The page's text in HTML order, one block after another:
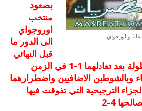
غانا و اورجواي
بصعود
منتخب
اوروجواي
الى الدور ما
قبل النهائي
ومغادرة غانا من البطولة بعد تعادلهما 1-1 في الزمن
وبالشوطين الاضافيين واضطرارهما
الترجيحية التي تفوقت فيها
4-2